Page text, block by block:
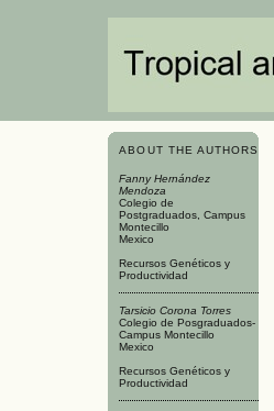
ABOUT THE AUTHORS
Fanny Hernández
Mendoza
Colegio de
Postgraduados, Campus
Montecillo
Mexico
Recursos Genéticos y
Productividad
Tarsicio Corona Torres
Colegio de Posgraduados-
Campus Montecillo
Mexico
Recursos Genéticos y
Productividad